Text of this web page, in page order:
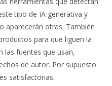
tipo de IA generativa y
aparecerán otras. También
para que liguen la
las fuentes que usan,
de autor. Por supuesto
satisfactorias.